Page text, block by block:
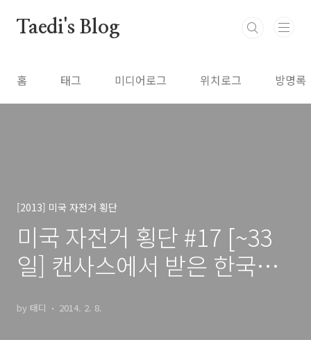
Taedi's Blog
홈 태그 미디어로그 위치로그 방명록
[2013] 미국 자전거 횡단
미국 자전거 횡단 #17 [~33
일] 캔사스에서 받은 한국인
그 주립공원)
by 태디 2014. 2. 8.